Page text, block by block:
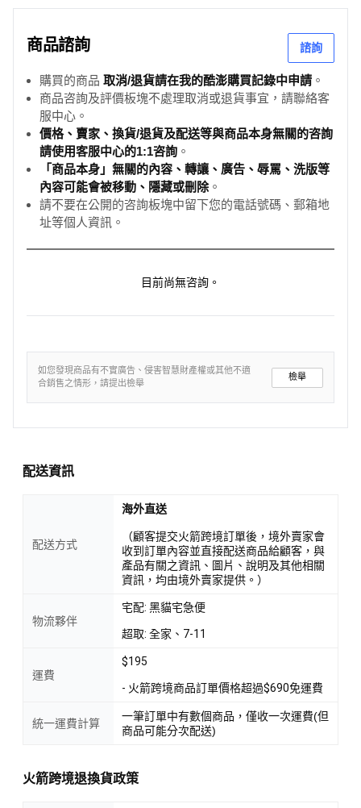
商品諮詢 諮詢
購買的商品 取消/退貨請在我的酷澎購買記錄中申請 。
商品咨詢及評價板塊不處理取消或退貨事宜，請聯絡客
服中心。
價格、賣家、換貨/退貨及配送等與商品本身無關的咨詢
請使用客服中心的1:1咨詢 。
「商品本身」無關的內容、轉讓、廣告、辱罵、洗版等
內容可能會被移動、隱藏或刪除。
請不要在公開的咨詢板塊中留下您的電話號碼、郵箱地
址等個人資訊。
目前尚無咨詢。
如您發現商品有不實廣告、侵害智慧財產權或其他不適
合銷售之情形，請提出檢舉
檢舉
配送資訊
配送方式
海外直送
（顧客提交火箭跨境訂單後，境外賣家會
收到訂單內容並直接配送商品給顧客，與
產品有關之資訊、圖片、說明及其他相關
資訊，均由境外賣家提供。）
物流夥伴
宅配: 黑貓宅急便
超取: 全家、7-11
運費
$195
- 火箭跨境商品訂單價格超過$690免運費
統一運費計算
一筆訂單中有數個商品，僅收一次運費(但
商品可能分次配送)
火箭跨境退換貨政策